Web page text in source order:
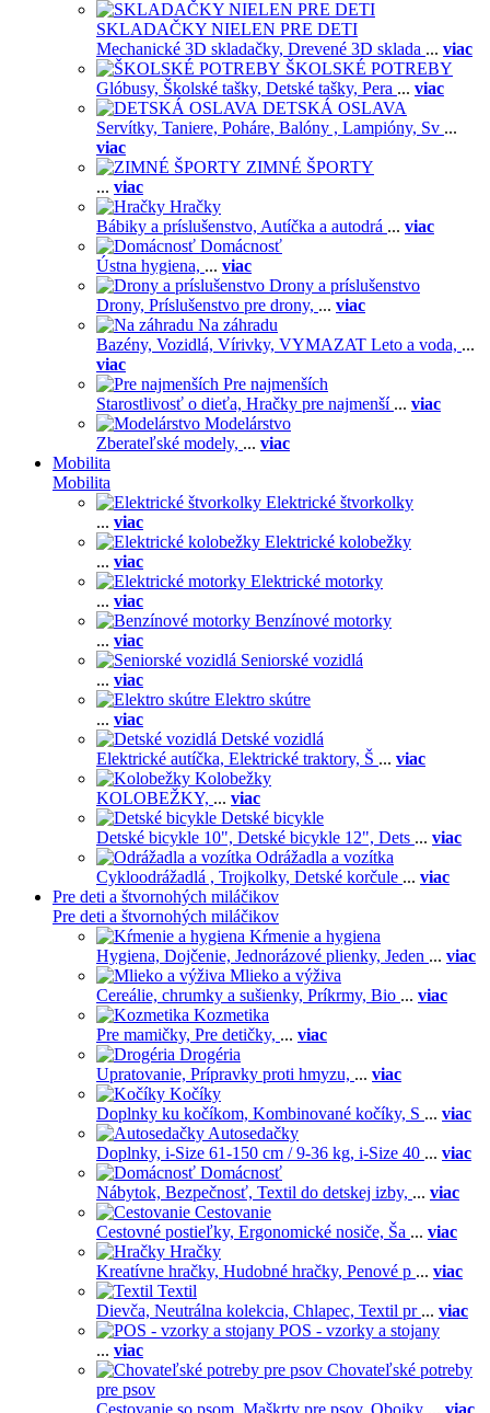
SKLADAČKY NIELEN PRE DETI
Mechanické 3D skladačky, Drevené 3D sklada ... viac
ŠKOLSKÉ POTREBY
Glóbusy, Školské tašky, Detské tašky, Pera ... viac
DETSKÁ OSLAVA
Servítky, Taniere, Poháre, Balóny , Lampióny, Sv ...
viac
ZIMNÉ ŠPORTY
... viac
Hračky
Bábiky a príslušenstvo, Autíčka a autodrá ... viac
Domácnosť
Ústna hygiena, ... viac
Drony a príslušenstvo
Drony, Príslušenstvo pre drony, ... viac
Na záhradu
Bazény, Vozidlá, Vírivky, VYMAZAT Leto a voda, ...
viac
Pre najmenších
Starostlivosť o dieťa, Hračky pre najmenší ... viac
Modelárstvo
Zberateľské modely, ... viac
Mobilita
Mobilita
Elektrické štvorkolky
... viac
Elektrické kolobežky
... viac
Elektrické motorky
... viac
Benzínové motorky
... viac
Seniorské vozidlá
... viac
Elektro skútre
... viac
Detské vozidlá
Elektrické autíčka, Elektrické traktory, Š ... viac
Kolobežky
KOLOBEŽKY, ... viac
Detské bicykle
Detské bicykle 10", Detské bicykle 12", Dets ... viac
Odrážadla a vozítka
Cykloodrážadlá , Trojkolky, Detské korčule ... viac
Pre deti a štvornohých miláčikov
Pre deti a štvornohých miláčikov
Kŕmenie a hygiena
Hygiena, Dojčenie, Jednorázové plienky, Jeden ... viac
Mlieko a výživa
Cereálie, chrumky a sušienky, Príkrmy, Bio ... viac
Kozmetika
Pre mamičky, Pre detičky, ... viac
Drogéria
Upratovanie, Prípravky proti hmyzu, ... viac
Kočíky
Doplnky ku kočíkom, Kombinované kočíky, S ... viac
Autosedačky
Doplnky, i-Size 61-150 cm / 9-36 kg, i-Size 40 ... viac
Domácnosť
Nábytok, Bezpečnosť, Textil do detskej izby, ... viac
Cestovanie
Cestovné postieľky, Ergonomické nosiče, Ša ... viac
Hračky
Kreatívne hračky, Hudobné hračky, Penové p ... viac
Textil
Dievča, Neutrálna kolekcia, Chlapec, Textil pr ... viac
POS - vzorky a stojany
... viac
Chovateľské potreby
pre psov
Cestovanie so psom, Maškrty pre psov, Obojky ... viac